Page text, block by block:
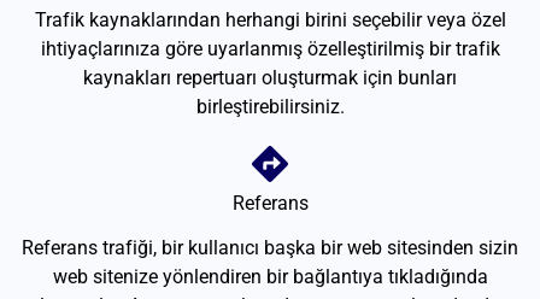
Trafik kaynaklarından herhangi birini seçebilir veya özel
ihtiyaçlarınıza göre uyarlanmış özelleştirilmiş bir trafik
kaynakları repertuarı oluşturmak için bunları
birleştirebilirsiniz.
Referans
Referans trafiği, bir kullanıcı başka bir web sitesinden sizin
web sitenize yönlendiren bir bağlantıya tıkladığında